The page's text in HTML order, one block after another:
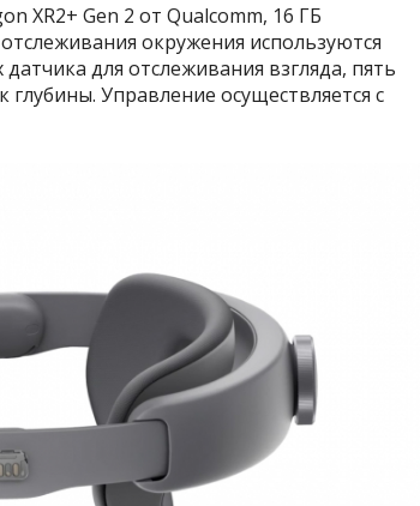
XR2+ Gen 2 от Qualcomm, 16 ГБ
окружения используются
для отслеживания взгляда, пять
Управление осуществляется с